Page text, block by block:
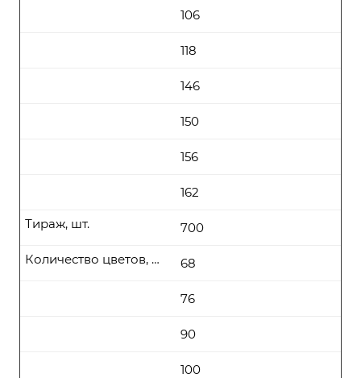
106
118
146
150
156
162
700
Тираж, шт.
68
Количество цветов, цена (руб\шт) от
76
90
100